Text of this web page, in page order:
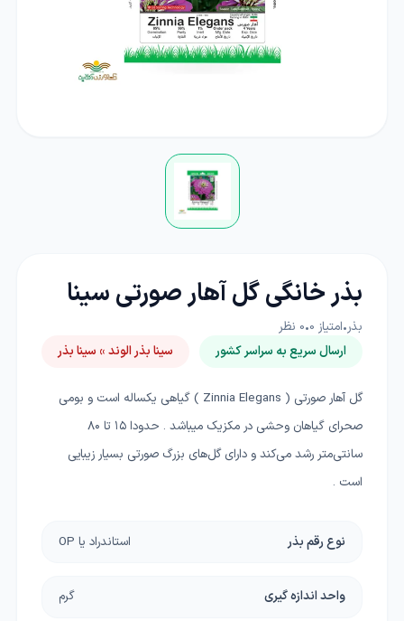
بذر خانگی گل آهار صورتی سینا
بذر•امتیاز 0
•
0 نظر
ارسال سریع به سراسر کشور
سینا بذر الوند » سینا بذر
گل آهار صورتی ( Zinnia Elegans ) گیاهی یکساله است و بومی
صحرای گیاهان وحشی در مکزیک میباشد . حدودا ۱۵ تا ۸۰
سانتی‌متر رشد می‌کند و دارای گل‌های بزرگ صورتی بسیار زیبایی
است .
نوع رقم بذر استاندراد یا OP
واحد اندازه گیری گرم